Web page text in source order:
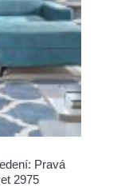
Pravá
2975